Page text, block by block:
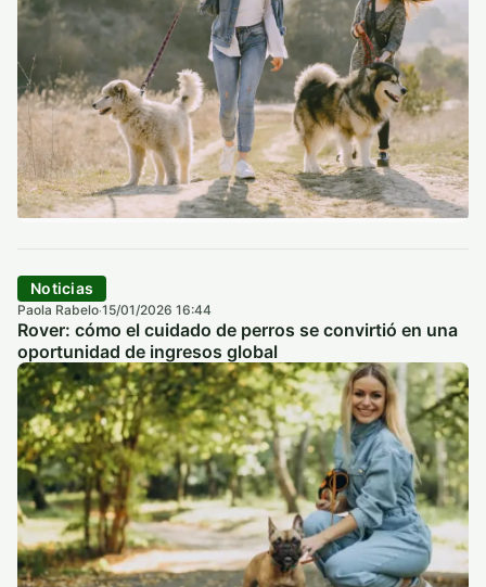
Noticias
Paola Rabelo·15/01/2026 16:44
Rover: cómo el cuidado de perros se convirtió en una
oportunidad de ingresos global